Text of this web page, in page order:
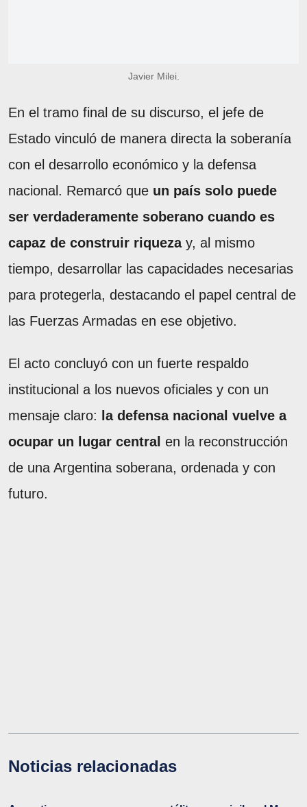
Javier Milei.
En el tramo final de su discurso, el jefe de
Estado vinculó de manera directa la soberanía
con el desarrollo económico y la defensa
nacional. Remarcó que un país solo puede
ser verdaderamente soberano cuando es
capaz de construir riquezay, al mismo
tiempo, desarrollar las capacidades necesarias
para protegerla, destacando el papel central de
las Fuerzas Armadas en ese objetivo.
El acto concluyó con un fuerte respaldo
institucional a los nuevos oficiales y con un
mensaje claro:
la defensa nacional vuelve a
ocupar un lugar central en la reconstrucción
de una Argentina soberana, ordenada y con
futuro.
Noticias relacionadas